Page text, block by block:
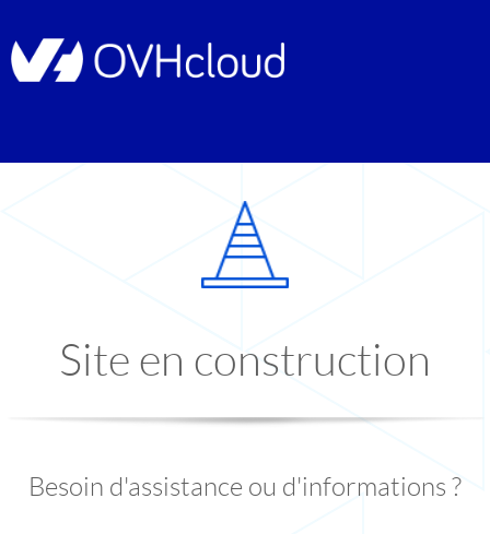
Site en construction
Besoin d'assistance ou d'informations ?